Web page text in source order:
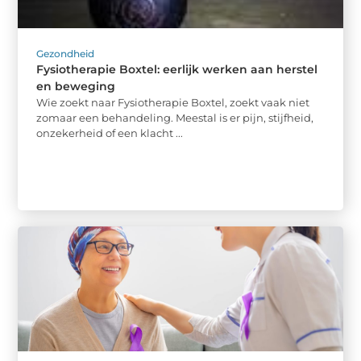
Gezondheid
Fysiotherapie Boxtel: eerlijk werken aan herstel
en beweging
Wie zoekt naar Fysiotherapie Boxtel, zoekt vaak niet
zomaar een behandeling. Meestal is er pijn, stijfheid,
onzekerheid of een klacht ...